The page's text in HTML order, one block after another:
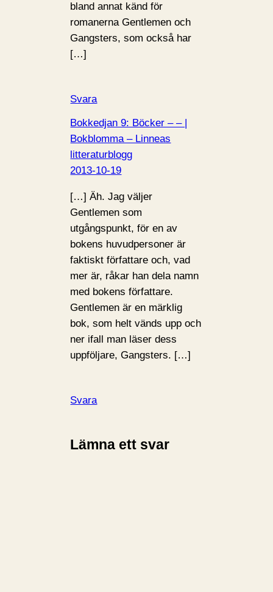
bland annat känd för
romanerna Gentlemen och
Gangsters, som också har
[…]
Svara
Bokkedjan 9: Böcker – – |
Bokblomma – Linneas
litteraturblogg
2013-10-19
[…] Äh. Jag väljer
Gentlemen som
utgångspunkt, för en av
bokens huvudpersoner är
faktiskt författare och, vad
mer är, råkar han dela namn
med bokens författare.
Gentlemen är en märklig
bok, som helt vänds upp och
ner ifall man läser dess
uppföljare, Gangsters. […]
Svara
Lämna ett svar